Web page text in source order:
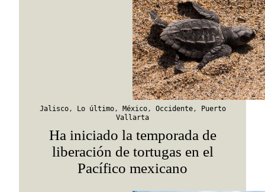
Jalisco, Lo último, México, Occidente,
Puerto
Vallarta
Ha iniciado la temporada de
liberación de tortugas en el
Pacífico mexicano